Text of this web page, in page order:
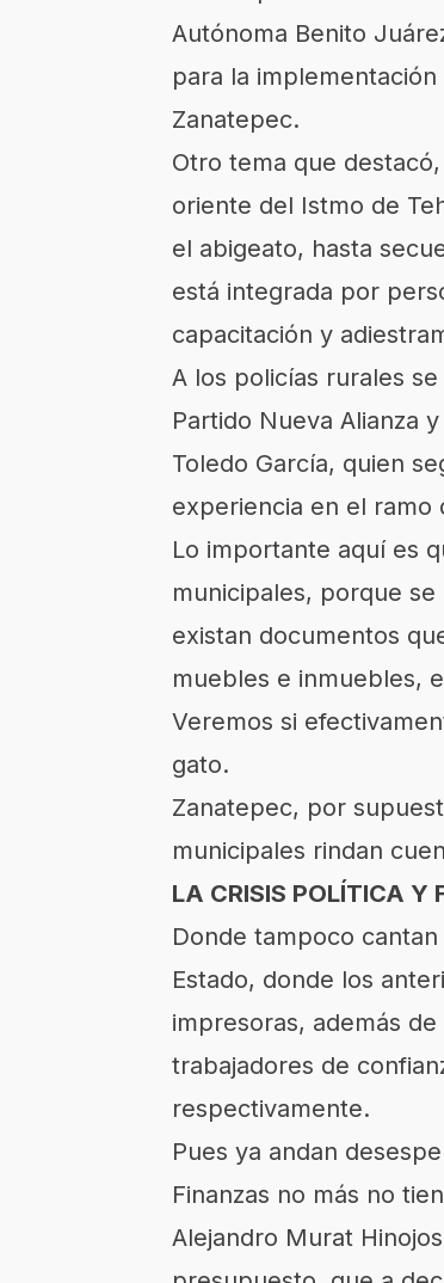
Autónoma Benito
para la
Zanatepec.
Otro tema que
oriente del Istmo de
el abigeato, hasta
está integrada por
capacitación y
A los policías rurales
Partido Nueva Alianza
Toledo García, quien
experiencia en el ramo
Lo importante aquí es
municipales, porque
existan documentos
muebles e inmuebles,
Veremos si
gato.
Zanatepec, por
municipales rindan
LA CRISIS POLÍTICA Y
Donde tampoco
Estado, donde los
impresoras, además
trabajadores de
respectivamente.
Pues ya andan
Finanzas no más no
Alejandro Murat